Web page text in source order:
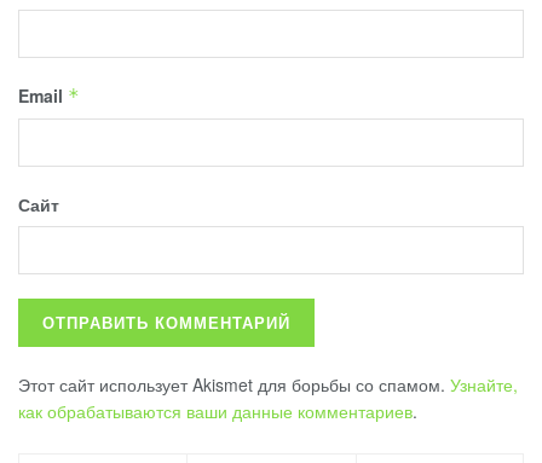
Email *
Сайт
Этот сайт использует Akismet для борьбы со спамом. Узнайте,
как обрабатываются ваши данные комментариев.